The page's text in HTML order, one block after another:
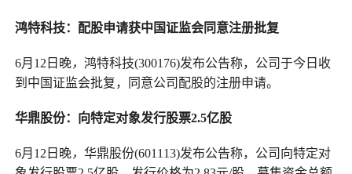
鸿特科技：配股申请获中国证监会同意注册批复
6月12日晚， 鸿特科技(300176)发布公告称，公司于今日收
到中国证监会批复，同意公司配股的注册申请。
华鼎股份：向特定对象发行股票2.5亿股
6月12日晚， 华鼎股份(601113)发布公告称，公司向特定对